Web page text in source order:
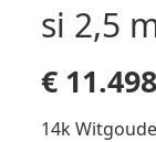
si 2,5
€
14k